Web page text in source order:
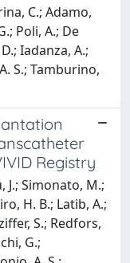
C.; Adamo,
Poli, A.; De
Iadanza, A.;
S.; Tamburino,
Registry
J.; Simonato, M.;
H. B.; Latib, A.;
S.; Redfors,
G.;